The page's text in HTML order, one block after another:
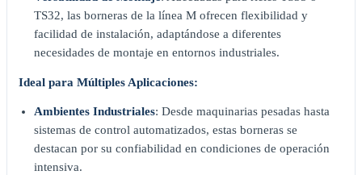
TS32, las borneras de la línea M ofrecen flexibilidad y
facilidad de instalación, adaptándose a diferentes
necesidades de montaje en entornos industriales.
Ideal para Múltiples Aplicaciones:
Ambientes Industriales: Desde maquinarias pesadas hasta
sistemas de control automatizados, estas borneras se
destacan por su confiabilidad en condiciones de operación
intensiva.